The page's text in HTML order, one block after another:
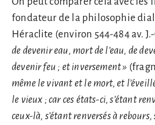
fondateur de la philosophie
Héraclite (environ 544-484 av. J.-
de devenir eau, mort de l’eau, de
devenir feu ; et inversement »
même le vivant et le mort, et
le vieux ; car ces états-ci, s’étant
ceux-là, s’étant renversés à rebours,